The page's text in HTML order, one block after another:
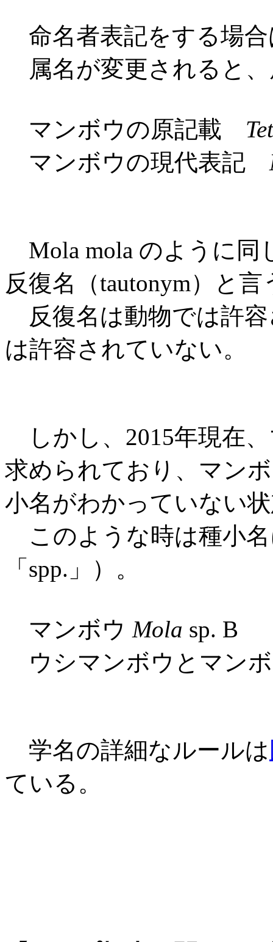
命名者表記をする場
属名が変更されると
マンボウの原記載
マンボウの現代表記
Mola mola のように同
反復名（tautonym）と言
反復名は動物では許
は許容されていない。
しかし、2015年現在
求められており、マン
小名がわかっていない
このような時は種小名
「spp.」）。
マンボウ Mola sp. B
ウシマンボウとマン
学名の詳細なルールは
ている。